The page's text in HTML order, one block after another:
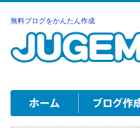
無料ブログをかんたん作成